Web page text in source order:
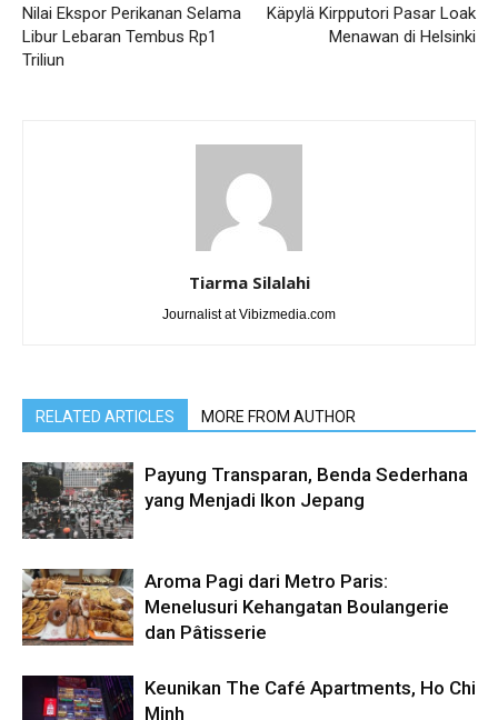
Nilai Ekspor Perikanan Selama
Libur Lebaran Tembus Rp1
Triliun
Käpylä Kirpputori Pasar Loak
Menawan di Helsinki
Tiarma Silalahi
Journalist at Vibizmedia.com
RELATED ARTICLES MORE FROM AUTHOR
Payung Transparan, Benda Sederhana
yang Menjadi Ikon Jepang
Aroma Pagi dari Metro Paris:
Menelusuri Kehangatan Boulangerie
dan Pâtisserie
Keunikan The Café Apartments, Ho Chi
Minh